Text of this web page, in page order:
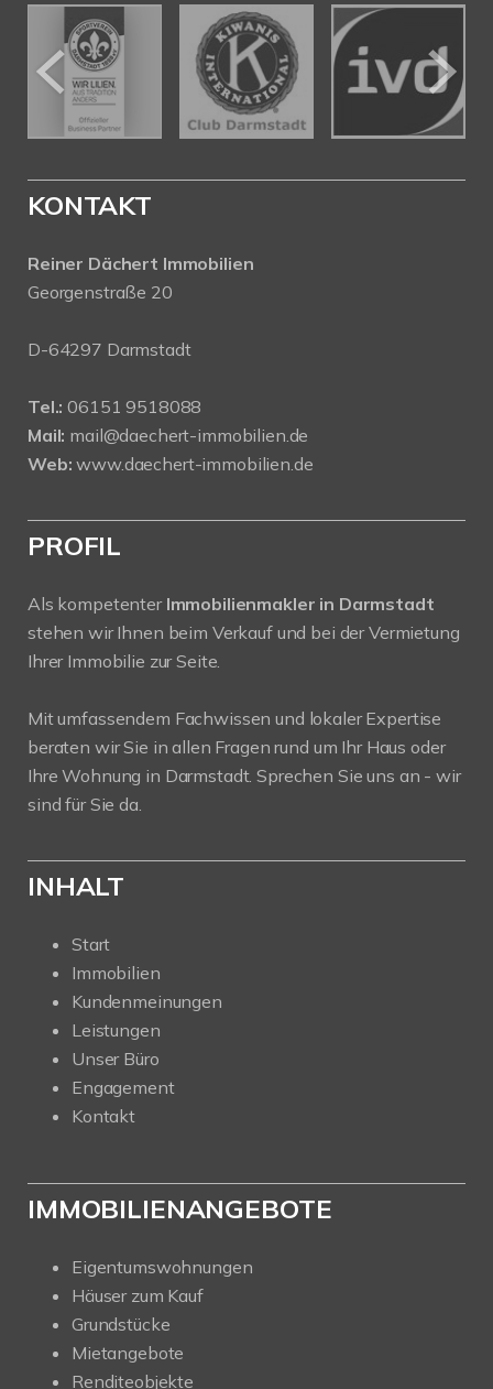
KONTAKT
Reiner Dächert Immobilien
Georgenstraße 20
D-64297 Darmstadt
Tel.: 06151 9518088
Mail: mail@daechert-immobilien.de
Web: www.daechert-immobilien.de
PROFIL
Als kompetenter Immobilienmakler in Darmstadt
stehen wir Ihnen beim Verkauf und bei der Vermietung
Ihrer Immobilie zur Seite.
Mit umfassendem Fachwissen und lokaler Expertise
beraten wir Sie in allen Fragen rund um Ihr Haus oder
Ihre Wohnung in Darmstadt. Sprechen Sie uns an - wir
sind für Sie da.
INHALT
Start
Immobilien
Kundenmeinungen
Leistungen
Unser Büro
Engagement
Kontakt
IMMOBILIENANGEBOTE
Eigentumswohnungen
Häuser zum Kauf
Grundstücke
Mietangebote
Renditeobjekte